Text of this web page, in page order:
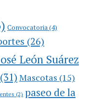
Convocatoria (4)
(26)
León Suárez
(31) Mascotas (15)
(2) paseo de la